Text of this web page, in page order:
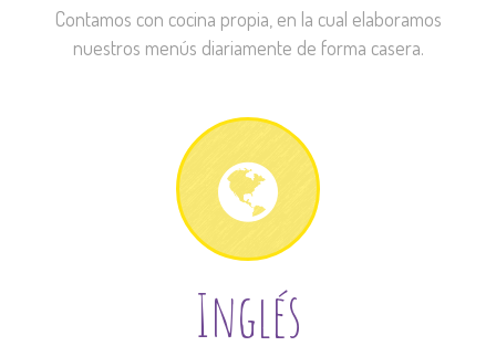
Contamos con cocina propia, en la cual elaboramos
nuestros menús diariamente de forma casera.
Inglés